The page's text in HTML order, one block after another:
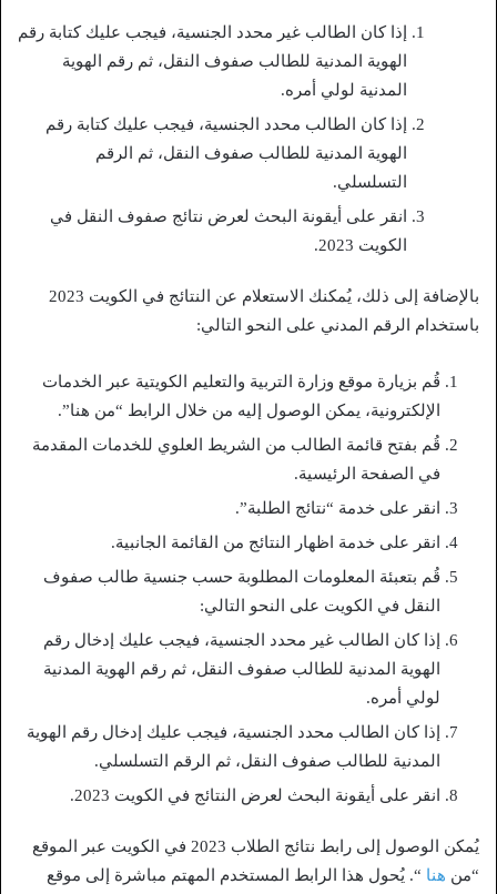
إذا كان الطالب غير محدد الجنسية، فيجب عليك كتابة رقم
الهوية المدنية للطالب صفوف النقل، ثم رقم الهوية
المدنية لولي أمره.
إذا كان الطالب محدد الجنسية، فيجب عليك كتابة رقم
الهوية المدنية للطالب صفوف النقل، ثم الرقم
التسلسلي.
انقر على أيقونة البحث لعرض نتائج صفوف النقل في
الكويت 2023.
بالإضافة إلى ذلك، يُمكنك الاستعلام عن النتائج في الكويت 2023
باستخدام الرقم المدني على النحو التالي:
قُم بزيارة موقع وزارة التربية والتعليم الكويتية عبر الخدمات
الإلكترونية، يمكن الوصول إليه من خلال الرابط “من هنا”.
قُم بفتح قائمة الطالب من الشريط العلوي للخدمات المقدمة
في الصفحة الرئيسية.
انقر على خدمة “نتائج الطلبة”.
انقر على خدمة اظهار النتائج من القائمة الجانبية.
قُم بتعبئة المعلومات المطلوبة حسب جنسية طالب صفوف
النقل في الكويت على النحو التالي:
إذا كان الطالب غير محدد الجنسية، فيجب عليك إدخال رقم
الهوية المدنية للطالب صفوف النقل، ثم رقم الهوية المدنية
لولي أمره.
إذا كان الطالب محدد الجنسية، فيجب عليك إدخال رقم الهوية
المدنية للطالب صفوف النقل، ثم الرقم التسلسلي.
انقر على أيقونة البحث لعرض النتائج في الكويت 2023.
يُمكن الوصول إلى رابط نتائج الطلاب 2023 في الكويت عبر الموقع
“من هنا “. يُحول هذا الرابط المستخدم المهتم مباشرة إلى موقع